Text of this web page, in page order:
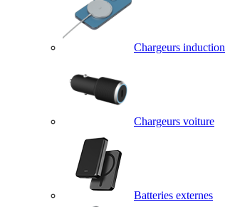
Chargeurs induction
Chargeurs voiture
Batteries externes